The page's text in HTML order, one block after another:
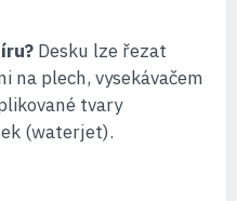
Desku lze řezat
na plech, vysekávačem
tvary
(waterjet).